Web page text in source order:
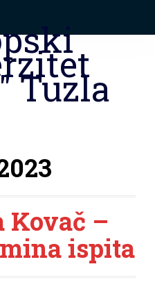
Tuzla
Kovač –
ispita